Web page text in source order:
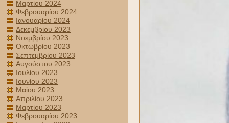
Μαρτίου 2024
Φεβρουαρίου 2024
Ιανουαρίου 2024
Δεκεμβρίου 2023
Νοεμβρίου 2023
Οκτωβρίου 2023
Σεπτεμβρίου 2023
Αυγούστου 2023
Ιουλίου 2023
Ιουνίου 2023
Μαΐου 2023
Απριλίου 2023
Μαρτίου 2023
Φεβρουαρίου 2023